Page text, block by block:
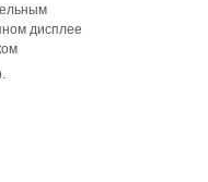
дисплее